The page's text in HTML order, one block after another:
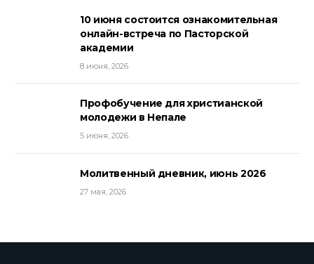
10 июня состоится ознакомительная
онлайн-встреча по Пасторской
академии
8 июня, 2026
Профобучение для христианской
молодежи в Непале
5 июня, 2026
Молитвенный дневник, июнь 2026
27 мая, 2026